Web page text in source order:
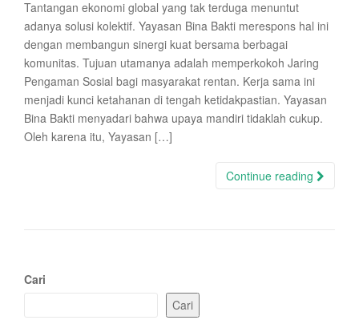
Tantangan ekonomi global yang tak terduga menuntut
adanya solusi kolektif. Yayasan Bina Bakti merespons hal ini
dengan membangun sinergi kuat bersama berbagai
komunitas. Tujuan utamanya adalah memperkokoh Jaring
Pengaman Sosial bagi masyarakat rentan. Kerja sama ini
menjadi kunci ketahanan di tengah ketidakpastian. Yayasan
Bina Bakti menyadari bahwa upaya mandiri tidaklah cukup.
Oleh karena itu, Yayasan […]
Continue reading
Cari
Cari